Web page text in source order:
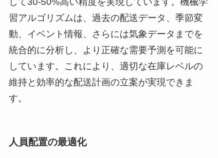
習アルゴリズムは、過去の配送データ、季節変
動、イベント情報、さらには気象データまでを
統合的に分析し、より正確な需要予測を可能に
しています。これにより、適切な在庫レベルの
維持と効率的な配送計画の立案が実現できま
す。
人員配置の最適化